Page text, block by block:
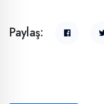
Paylaş: